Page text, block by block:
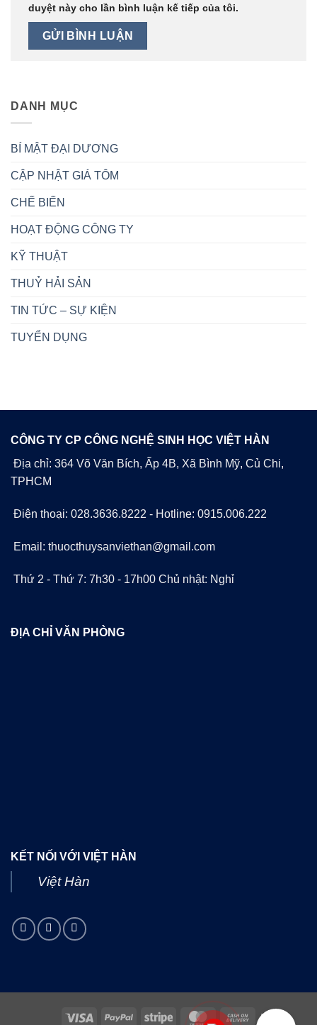
duyệt này cho lần bình luận kế tiếp của tôi.
DANH MỤC
BÍ MẬT ĐẠI DƯƠNG
CẬP NHẬT GIÁ TÔM
CHẾ BIẾN
HOẠT ĐỘNG CÔNG TY
KỸ THUẬT
THUỶ HẢI SẢN
TIN TỨC – SỰ KIỆN
TUYỂN DỤNG
CÔNG TY CP CÔNG NGHỆ SINH HỌC VIỆT HÀN
Địa chỉ: 364 Võ Văn Bích, Ấp 4B, Xã Bình Mỹ, Củ Chi,
TPHCM
Điện thoại: 028.3636.8222 - Hotline: 0915.006.222
Email: thuocthuysanviethan@gmail.com
Thứ 2 - Thứ 7: 7h30 - 17h00 Chủ nhật: Nghỉ
ĐỊA CHỈ VĂN PHÒNG
KẾT NỐI VỚI VIỆT HÀN
Việt Hàn
Visa PayPal Stripe MasterCard
Cash